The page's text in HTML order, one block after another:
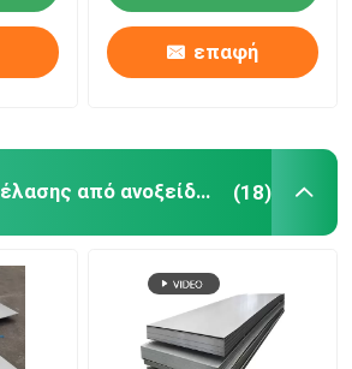
επαφή
Φύλλο θερμής έλασης από ανοξείδωτο χάλυβα (18)